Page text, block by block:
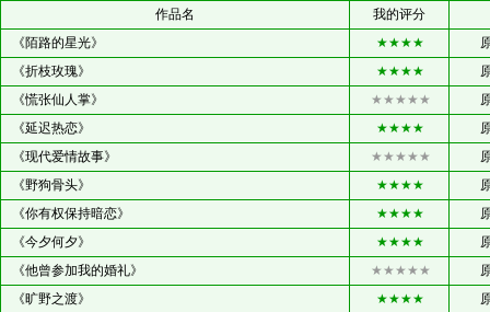
作品名
我的评分
《陌路的星光》
★★★★
《折枝玫瑰》
★★★★
《慌张仙人掌》
★★★★★
《延迟热恋》
★★★★
《现代爱情故事》
★★★★★
《野狗骨头》
★★★★
《你有权保持暗恋》
★★★★
《今夕何夕》
★★★★
《他曾参加我的婚礼》
★★★★★
《旷野之渡》
★★★★